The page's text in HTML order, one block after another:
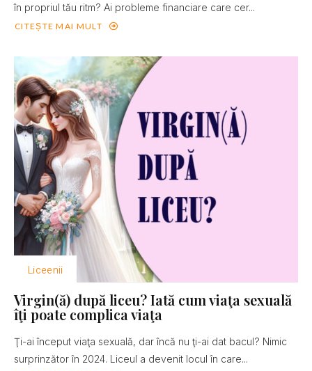
în propriul tău ritm? Ai probleme financiare care cer...
CITEȘTE MAI MULT
Liceenii
Virgin(ă) după liceu? Iată cum viaţa sexuală
îţi poate complica viaţa
Ţi-ai început viaţa sexuală, dar încă nu ţi-ai dat bacul? Nimic
surprinzător în 2024. Liceul a devenit locul în care...